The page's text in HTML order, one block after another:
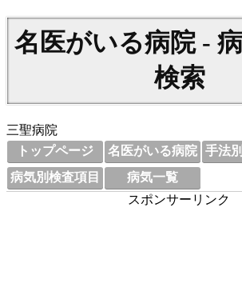
名医がいる病院 -
検索
三聖病院
トップページ
名医がいる病院 手法
病気別検査項目
病気一覧
スポンサーリンク